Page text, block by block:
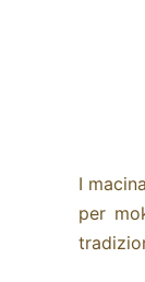
I
per